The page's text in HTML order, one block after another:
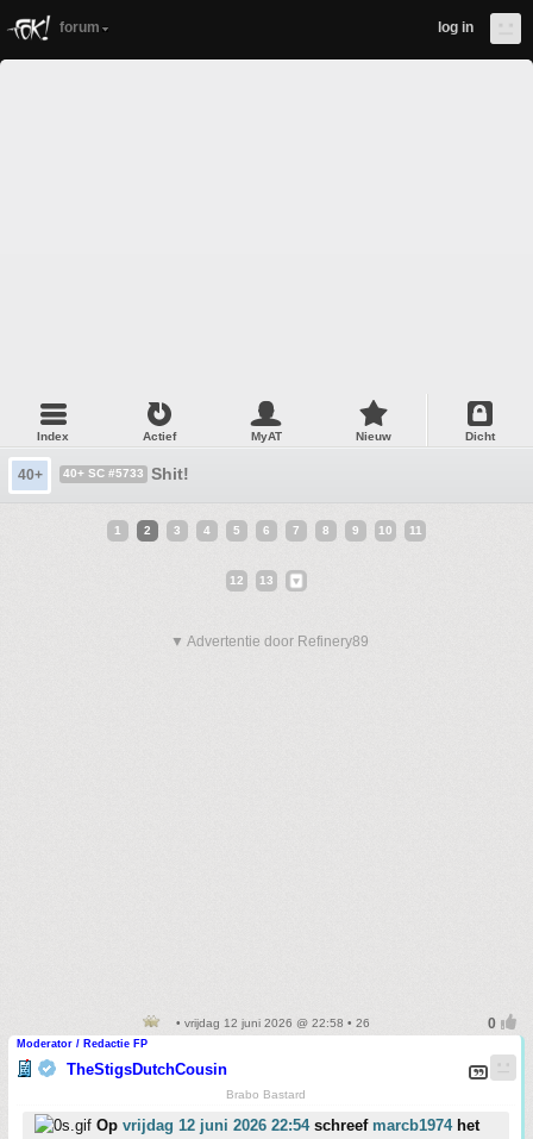
forum log in
Index Actief MyAT Nieuw Dicht
40+ 40+ SC #5733 Shit!
1 2 3 4 5 6 7 8 9 10 11
12 13
▼ Advertentie door Refinery89
• vrijdag 12 juni 2026 @ 22:58 • 26
Moderator / Redactie FP
TheStigsDutchCousin
Brabo Bastard
Op vrijdag 12 juni 2026 22:54schreef marcb1974het